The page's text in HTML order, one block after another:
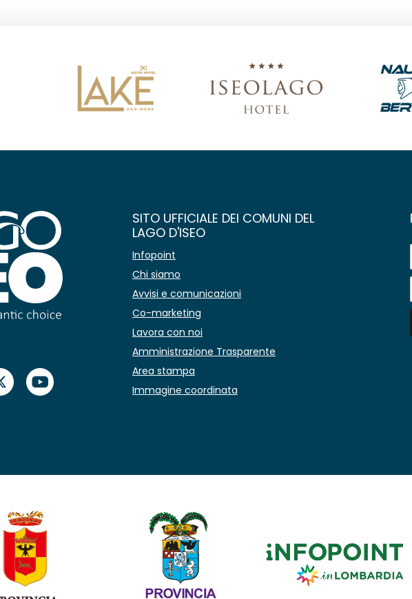
SITO UFFICIALE DEI COMUNI DEL
LAGO D'ISEO
Infopoint
Chi siamo
Avvisi e comunicazioni
Co-marketing
Lavora con noi
Amministrazione Trasparente
Area stampa
Immagine coordinata